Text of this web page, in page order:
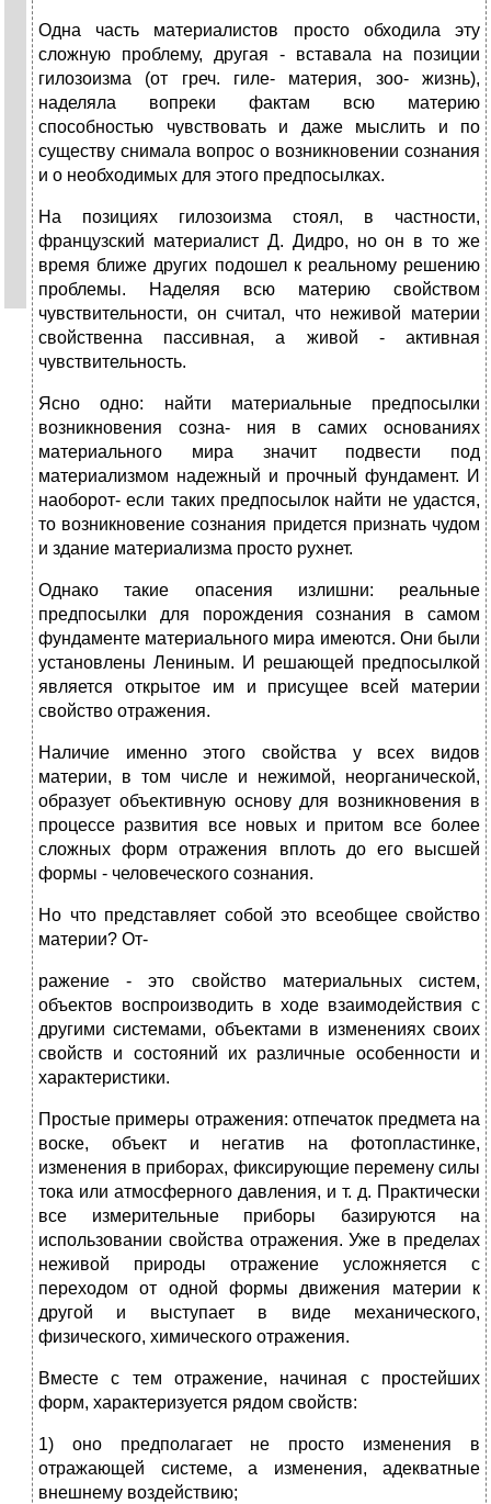
Одна часть материалистов просто обходила эту
сложную проблему, другая - вставала на позиции
гилозоизма (от греч. гиле- материя, зоо- жизнь),
наделяла вопреки фактам всю материю
способностью чувствовать и даже мыслить и по
существу снимала вопрос о возникновении сознания
и о необходимых для этого предпосылках.
На позициях гилозоизма стоял, в частности,
французский материалист Д. Дидро, но он в то же
время ближе других подошел к реальному решению
проблемы. Наделяя всю материю свойством
чувствительности, он считал, что неживой материи
свойственна пассивная, а живой - активная
чувствительность.
Ясно одно: найти материальные предпосылки
возникновения созна- ния в самих основаниях
материального мира значит подвести под
материализмом надежный и прочный фундамент. И
наоборот- если таких предпосылок найти не удастся,
то возникновение сознания придется признать чудом
и здание материализма просто рухнет.
Однако такие опасения излишни: реальные
предпосылки для порождения сознания в самом
фундаменте материального мира имеются. Они были
установлены Лениным. И решающей предпосылкой
является открытое им и присущее всей материи
свойство отражения.
Наличие именно этого свойства у всех видов
материи, в том числе и нежимой, неорганической,
образует объективную основу для возникновения в
процессе развития все новых и притом все более
сложных форм отражения вплоть до его высшей
формы - человеческого сознания.
Но что представляет собой это всеобщее свойство
материи? От-
ражение - это свойство материальных систем,
объектов воспроизводить в ходе взаимодействия с
другими системами, объектами в изменениях своих
свойств и состояний их различные особенности и
характеристики.
Простые примеры отражения: отпечаток предмета на
воске, объект и негатив на фотопластинке,
изменения в приборах, фиксирующие перемену силы
тока или атмосферного давления, и т. д. Практически
все измерительные приборы базируются на
использовании свойства отражения. Уже в пределах
неживой природы отражение усложняется с
переходом от одной формы движения материи к
другой и выступает в виде механического,
физического, химического отражения.
Вместе с тем отражение, начиная с простейших
форм, характеризуется рядом свойств:
1) оно предполагает не просто изменения в
отражающей системе, а изменения, адекватные
внешнему воздействию;